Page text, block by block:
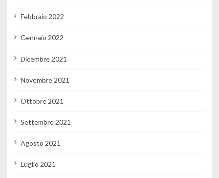
Febbraio 2022
Gennaio 2022
Dicembre 2021
Novembre 2021
Ottobre 2021
Settembre 2021
Agosto 2021
Luglio 2021